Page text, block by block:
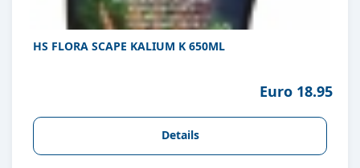
HS FLORA SCAPE KALIUM K 650ML
Euro 18.95
Details